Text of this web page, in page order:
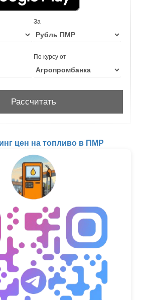
За
По курсу от
цен на топливо в ПМР